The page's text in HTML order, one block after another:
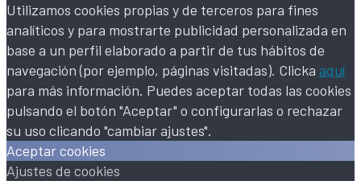
Utilizamos cookies propias y de terceros para fines
analíticos y para mostrarte publicidad personalizada en
base a un perfil elaborado a partir de tus hábitos de
navegación (por ejemplo, páginas visitadas). Clicka aquí
para más información. Puedes aceptar todas las cookies
pulsando el botón "Aceptar" o configurarlas o rechazar
su uso clicando "cambiar ajustes".
Aceptar cookies
Ajustes de cookies